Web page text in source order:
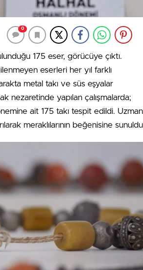
0
175 eser, görücüye çıktı.
eserleri her yıl farklı
metal takı ve süs eşyalar
nezaretinde yapılan çalışmalarda;
ait 175 takı tespit edildi. Uzman
meraklılarının beğenisine